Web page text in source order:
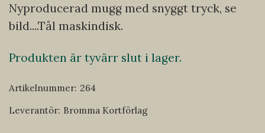
Nyproducerad mugg med snyggt tryck, se
bild....Tål maskindisk.
Produkten är tyvärr slut i lager.
Artikelnummer: 264
Leverantör: Bromma Kortförlag